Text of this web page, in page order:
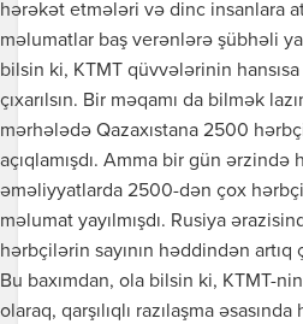
hərəkət etmələri və dinc insanlara
məlumatlar baş verənlərə şübhəli
bilsin ki, KTMT qüvvələrinin
çıxarılsın. Bir məqamı da bilmək
mərhələdə Qazaxıstana 2500
açıqlamışdı. Amma bir gün ərzində
əməliyyatlarda 2500-dən çox
məlumat yayılmışdı. Rusiya
hərbçilərin sayının həddindən artıq
Bu baxımdan, ola bilsin ki, KTMT-
olaraq, qarşılıqlı razılaşma